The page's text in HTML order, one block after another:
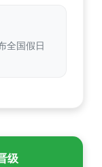
全国假日
级